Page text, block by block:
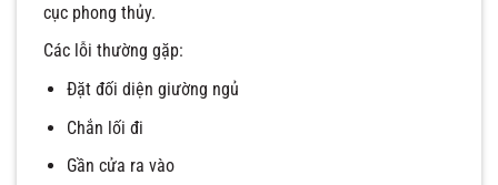
cục phong thủy.
Các lỗi thường gặp:
Đặt đối diện giường ngủ
Chắn lối đi
Gần cửa ra vào